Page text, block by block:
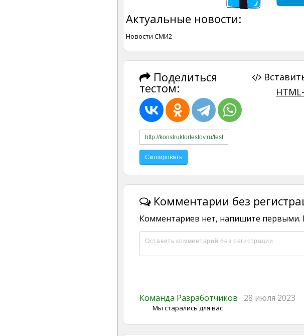
Актуальные новости:
Новости СМИ2
Поделиться
тестом:
Комментарии без
Комментариев нет, напишите первыми.
Команда Разработчиков 28 июля 2023
Мы старались для вас